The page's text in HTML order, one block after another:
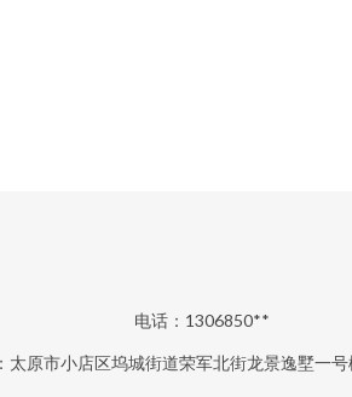
电话：1306850**
太原市小店区坞城街道荣军北街龙景逸墅一